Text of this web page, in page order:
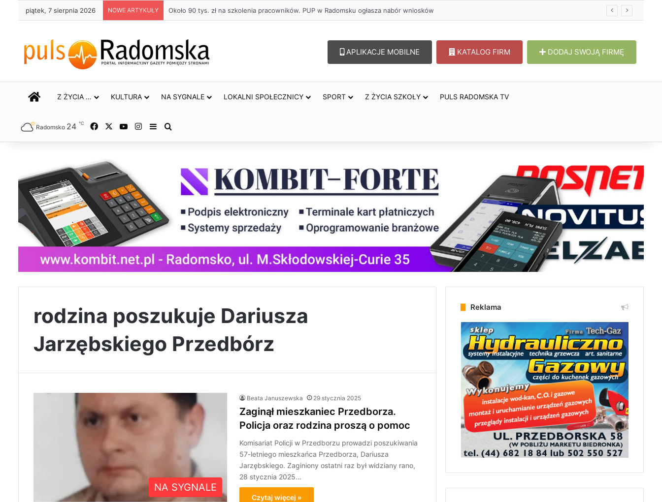
piątek, 7 sierpnia 2026 NOWE ARTYKUŁY Około 90 tys. zł na szkolenia pracowników. PUP w Radomsku ogłasza nabór wniosków
APLIKACJE MOBILNE KATALOG FIRM DODAJ SWOJĄ FIRMĘ
STRONA GŁÓWNA
Z ŻYCIA … KULTURA NA SYGNALE LOKALNI SPOŁECZNICY SPORT Z ŻYCIA SZKOŁY PULS RADOMSKA TV
Radomsko 24 ℃ Facebook YouTubeInstagram
Sidebar
rodzina poszukuje Dariusza
Jarzębskiego Przedbórz
NA SYGNALE
Beata Januszewska 29 stycznia 2025
Zaginął mieszkaniec Przedborza.
Policja oraz rodzina proszą o pomoc
Komisariat Policji w Przedborzu prowadzi poszukiwania
57-letniego mieszkańca Przedborza, Dariusza
Jarzębskiego. Zaginiony ostatni raz był widziany rano,
28 stycznia 2025…
Czytaj więcej »
Reklama